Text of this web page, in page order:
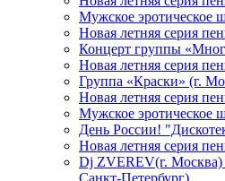
Мужское эротическое
Новая летняя серия
Концерт группы
Новая летняя серия
Группа «Краски» (г.
Новая летняя серия
Мужское эротическое
День России!
Новая летняя серия
Dj ZVEREV(г.
Санкт-Петербург)